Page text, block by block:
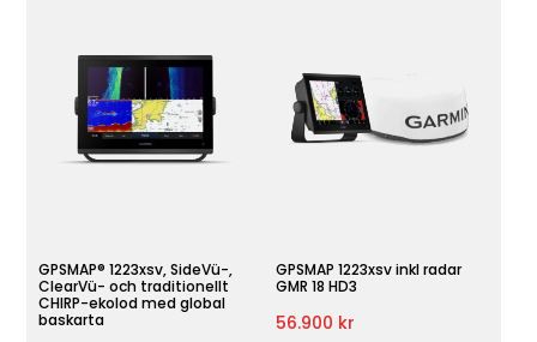
GPSMAP® 1223xsv, SideVü-,
ClearVü- och traditionellt
CHIRP-ekolod med global
baskarta
GPSMAP 1223xsv inkl radar
GMR 18 HD3
56.900 kr